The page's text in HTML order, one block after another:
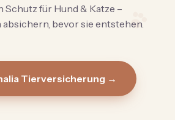
Schutz für Hund & Katze –
bevor sie entstehen.
Tierversicherung →